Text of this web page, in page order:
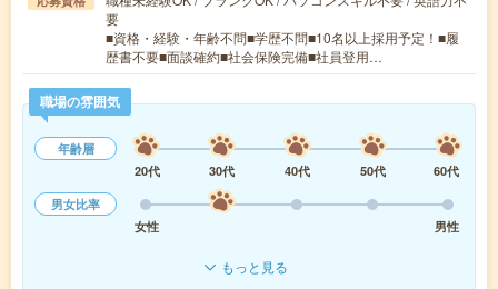
要
■資格・経験・年齢不問■学歴不問■10名以上採用予定！■履
歴書不要■面談確約■社会保険完備■社員登用…
職場の雰囲気
年齢層
20代
30代 40代 50代
60代
男女比率
女性
男性
もっと見る